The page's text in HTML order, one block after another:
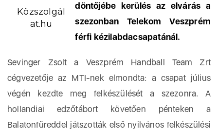
Közszolgál
at.hu
döntőjébe kerülés az elvárás a
szezonban Telekom Veszprém
férfi kézilabdacsapatánál.
Sevinger Zsolt a Veszprém Handball Team Zrt
cégvezetője az MTI-nek elmondta: a csapat július
végén kezdte meg felkészülését a szezonra. A
hollandiai edzőtábort követően pénteken a
Balatonfüreddel játszották első nyilvános felkészülési